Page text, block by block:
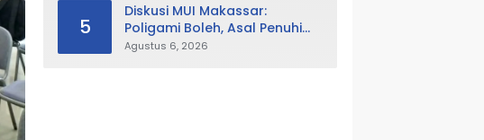
Direvisi Bahkan Diganti
5
Diskusi MUI Makassar:
Poligami Boleh, Asal Penuhi
Syarat Hukum Negara
Agustus 6, 2026